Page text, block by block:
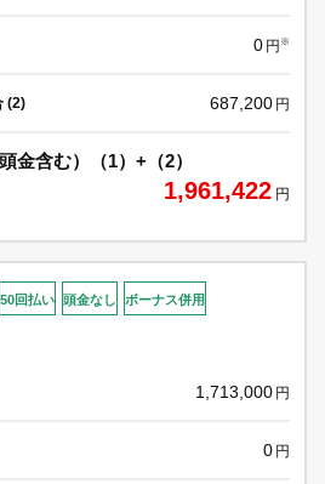
0 円 ※
(2) 687,200 円
金含む）（1）+（2）
1,961,422 円
50回払い 頭金なし ボーナス併用
1,713,000 円
0 円